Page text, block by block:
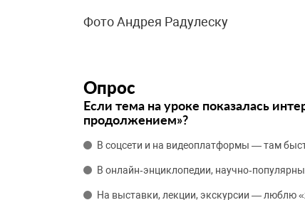
Фото Андрея Радулеску
Опрос
Если тема на уроке показалась
продолжением»?
В соцсети и на видеоплатформы — там
В онлайн‑энциклопедии,
На выставки, лекции, экскурсии — люблю